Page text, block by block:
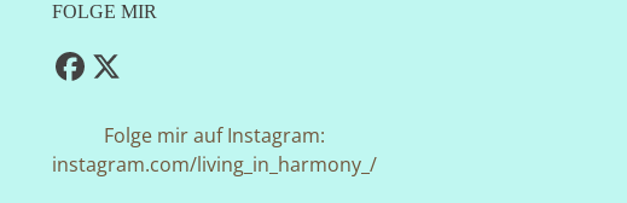
FOLGE MIR
Facebook
Twitter
Folge mir auf Instagram:
instagram.com/living_in_harmony_/